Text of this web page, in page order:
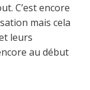
C’est encore
mais cela
leurs
au début